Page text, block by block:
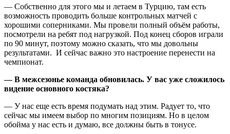
— Собственно для этого мы и летаем в Турцию, там есть
возможность проводить больше контрольных матчей с
хорошими соперниками. Мы провели полный объём работы,
посмотрели на ребят под нагрузкой. Под конец сборов играли
по 90 минут, поэтому можно сказать, что мы довольны
результатами. И сейчас важно это настроение перенести на
чемпионат.
— В межсезонье команда обновилась. У вас уже сложилось
видение основного костяка?
— У нас еще есть время подумать над этим. Радует то, что
сейчас мы имеем выбор по многим позициям. Но в целом
обойма у нас есть и думаю, все должны быть в тонусе.